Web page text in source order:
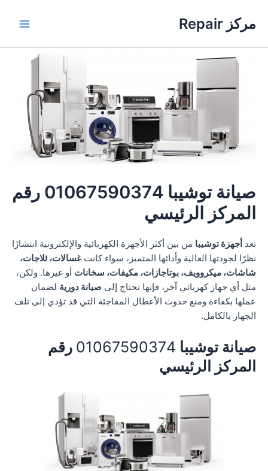
المحتوى
مركز Repair
صيانة توشيبا 01067590374 رقم
المركز الرئيسي
تعد أجهزة توشيبا من بين أكثر الأجهزة الكهربائية والإلكترونية انتشارًا
نظرًا لجودتها العالية وأدائها المتميز، سواء كانت غسالات، ثلاجات،
شاشات، ميكروويف، بوتاجازات، مكيفات، سخانات أو غيرها. ولكن،
مثل أي جهاز كهربائي آخر، فإنها تحتاج إلى صيانة دورية لضمان
عملها بكفاءة ومنع حدوث الأعطال المفاجئة التي قد تؤدي إلى تلف
الجهاز بالكامل.
صيانة توشيبا 01067590374 رقم
المركز الرئيسي